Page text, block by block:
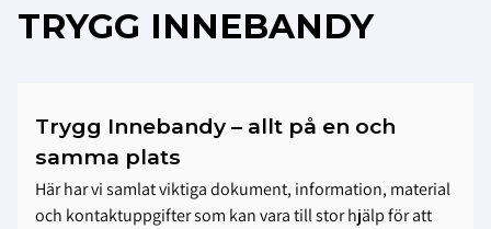
TRYGG INNEBANDY
Trygg Innebandy – allt på en och
samma plats
Här har vi samlat viktiga dokument, information, material
och kontaktuppgifter som kan vara till stor hjälp för att